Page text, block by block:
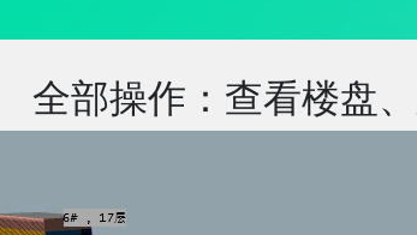
全部操作：查看楼盘